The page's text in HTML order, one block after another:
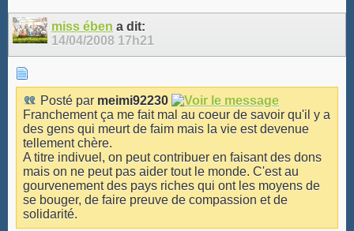
miss ében a dit:
14/04/2008 17h21
Posté par meimi92230
Franchement ça me fait mal au coeur de savoir qu'il y a
des gens qui meurt de faim mais la vie est devenue
tellement chère.
A titre indivuel, on peut contribuer en faisant des dons
mais on ne peut pas aider tout le monde. C'est au
gourvenement des pays riches qui ont les moyens de
se bouger, de faire preuve de compassion et de
solidarité.